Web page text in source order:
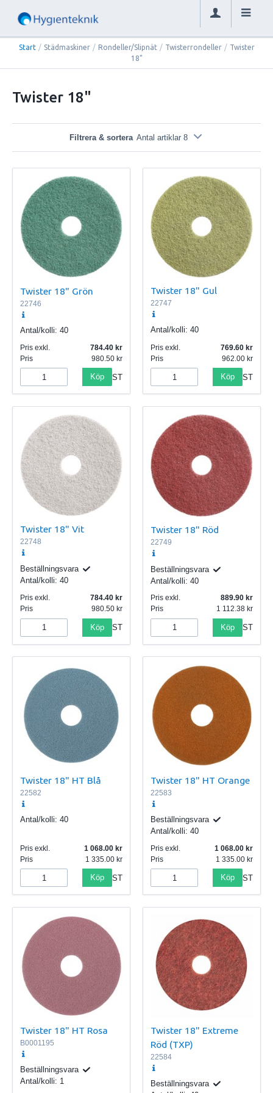
Start / Städmaskiner / Rondeller/Slipnät / Twisterrondeller / Twister
18"
Twister 18"
Filtrera & sortera Antal artiklar 8
Twister 18" Grön
22746
Antal/kolli: 40
Pris exkl.
784.40
Pris
980.50
Köp ST
Twister 18" Gul
22747
Antal/kolli: 40
Pris exkl.
769.60
Pris
962.00
Köp ST
Twister 18" Vit
22748
Beställningsvara
Antal/kolli: 40
Pris exkl.
784.40
Pris
980.50
Köp ST
Twister 18" Röd
22749
Beställningsvara
Antal/kolli: 40
Pris exkl.
889.90
Pris
1 112.38
Köp ST
Twister 18" HT Blå
22582
Antal/kolli: 40
Pris exkl.
1 068.00
Pris
1 335.00
Köp ST
Twister 18" HT Orange
22583
Beställningsvara
Antal/kolli: 40
Pris exkl.
1 068.00
Pris
1 335.00
Köp ST
Twister 18" HT Rosa
B0001195
Beställningsvara
Antal/kolli: 1
Twister 18" Extreme
Röd (TXP)
22584
Beställningsvara